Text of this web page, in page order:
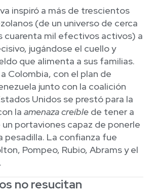
inspiró a más de trescientos
(de un universo de cerca
cuarenta mil efectivos activos) a
jugándose el cuello y
que alimenta a sus familias.
Colombia, con el plan de
junto con la coalición
Unidos se prestó para la
la amenaza creíble de tener a
un portaviones capaz de ponerle
pesadilla. La confianza fue
Pompeo, Rubio, Abrams y el
no resucitan